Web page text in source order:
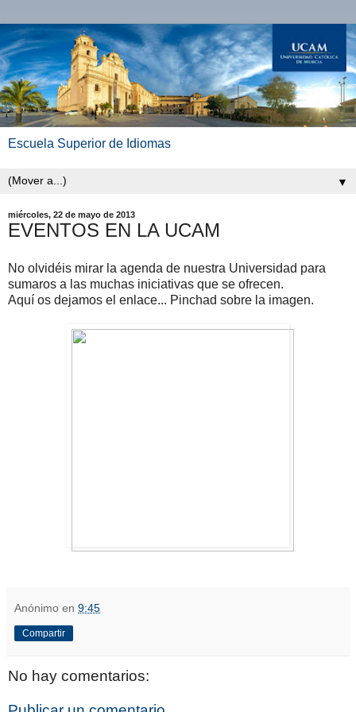
Escuela Superior de Idiomas
▼
miércoles, 22 de mayo de 2013
EVENTOS EN LA UCAM
No olvidéis mirar la agenda de nuestra Universidad para
sumaros a las muchas iniciativas que se ofrecen.
Aquí os dejamos el enlace... Pinchad sobre la imagen.
Anónimo en 9:45
Compartir
No hay comentarios: